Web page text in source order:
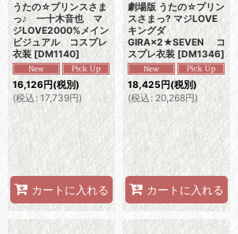
うたの☆プリンスさま
っ♪ 一十木音也 マ
ジLOVE2000%メイン
ビジュアル コスプレ
衣装 [DM1140]
16,126円(税別)
(税込: 17,739円)
カートに入れる
劇場版 うたの☆プリン
スさまっ? マジLOVE
キングダ
GIRA×2★SEVEN コ
スプレ衣装 [DM1346]
18,425円(税別)
(税込: 20,268円)
カートに入れる